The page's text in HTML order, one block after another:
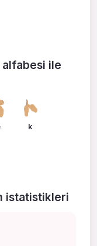
alfabesi ile
k
istatistikleri